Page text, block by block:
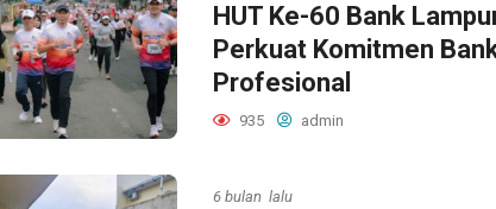
‎HUT Ke-60 Bank
Perkuat Komitmen
Profesional ‎
935 admin
6 bulan lalu